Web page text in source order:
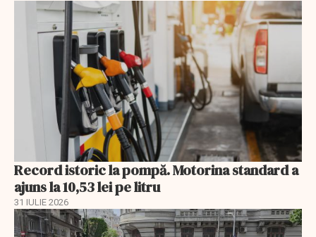
Record istoric la pompă. Motorina standard a
ajuns la 10,53 lei pe litru
31 IULIE 2026